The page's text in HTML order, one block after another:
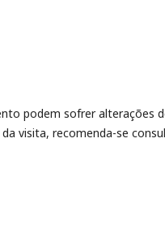
podem sofrer alterações
visita, recomenda-se